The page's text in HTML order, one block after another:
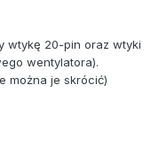
wtykę 20-pin oraz wtyki
wentylatora).
można je skrócić)